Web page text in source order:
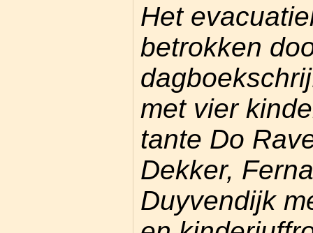
Het
betrokken
met vier
tante Do
Dekker,
Duyvendijk